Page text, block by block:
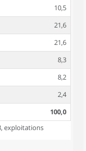
10,5
21,6
21,6
8,3
8,2
2,4
100,0
exploitations